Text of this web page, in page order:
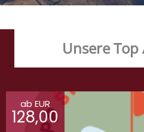
Unsere
ab EUR
128,00